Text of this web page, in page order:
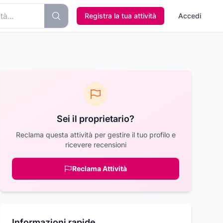
Registra la tua attività Accedi
Sei il proprietario?
Reclama questa attività per gestire il tuo profilo e
ricevere recensioni
Reclama Attività